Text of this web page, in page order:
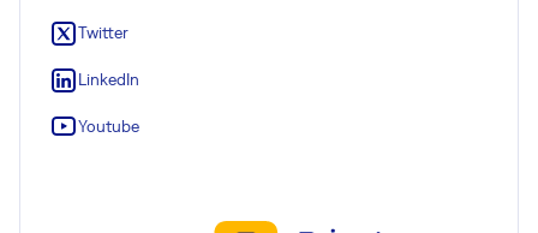
Twitter
LinkedIn
Youtube